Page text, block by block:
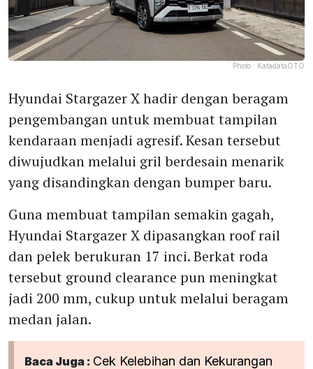
Photo : KatadataOTO
Hyundai Stargazer X hadir dengan beragam
pengembangan untuk membuat tampilan
kendaraan menjadi agresif. Kesan tersebut
diwujudkan melalui gril berdesain menarik
yang disandingkan dengan bumper baru.
Guna membuat tampilan semakin gagah,
Hyundai Stargazer X dipasangkan roof rail
dan pelek berukuran 17 inci. Berkat roda
tersebut ground clearance pun meningkat
jadi 200 mm, cukup untuk melalui beragam
medan jalan.
Baca Juga : Cek Kelebihan dan Kekurangan